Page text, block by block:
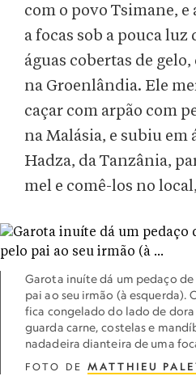
com o povo Tsimane, e
a focas sob a pouca
águas cobertas de
na Groenlândia. Ele
caçar com arpão com
na Malásia, e subiu em
Hadza, da Tanzânia,
mel e comê-los no
Garota inuíte dá um pedaço
pai ao seu irmão (à esquerda).
fica congelado do lado de
guarda carne, costelas e
nadadeira dianteira de uma
FOTO DE MATTHIEU